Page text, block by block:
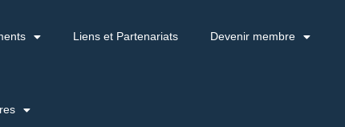
Liens et Partenariats Devenir membre